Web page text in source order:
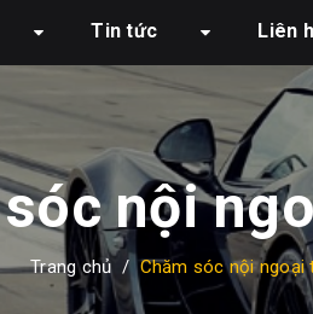
Tin tức Liên
nội
Trang chủ / Chăm sóc nội ngoại